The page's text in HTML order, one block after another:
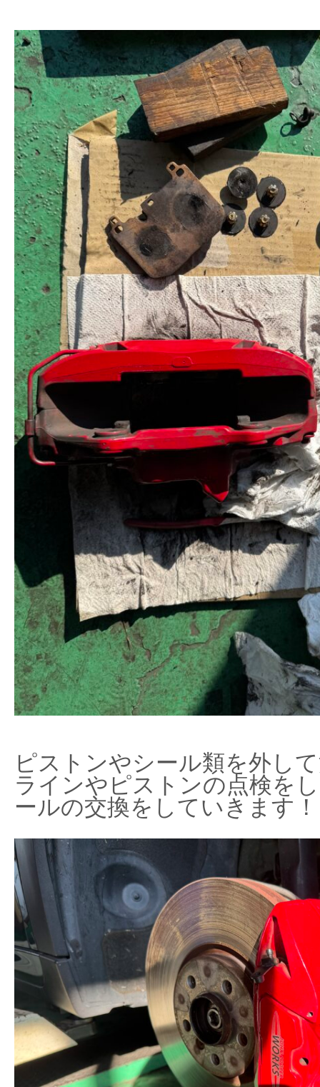
ピストンやシール類を外し
ラインやピストンの点検を
ールの交換をしていきます！